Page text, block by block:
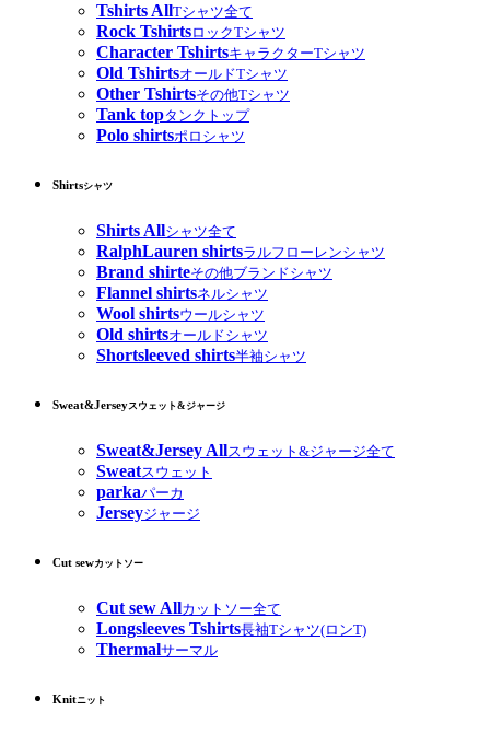
Tshirts AllTシャツ全て
Rock TshirtsロックTシャツ
Character TshirtsキャラクターTシャツ
Old TshirtsオールドTシャツ
Other Tshirtsその他Tシャツ
Tank topタンクトップ
Polo shirtsポロシャツ
Shirtsシャツ
Shirts Allシャツ全て
RalphLauren shirtsラルフローレンシャツ
Brand shirteその他ブランドシャツ
Flannel shirtsネルシャツ
Wool shirtsウールシャツ
Old shirtsオールドシャツ
Shortsleeved shirts半袖シャツ
Sweat&Jerseyスウェット&ジャージ
Sweat&Jersey Allスウェット&ジャージ全て
Sweatスウェット
parkaパーカ
Jerseyジャージ
Cut sewカットソー
Cut sew Allカットソー全て
Longsleeves Tshirts長袖Tシャツ(ロンT)
Thermalサーマル
Knitニット